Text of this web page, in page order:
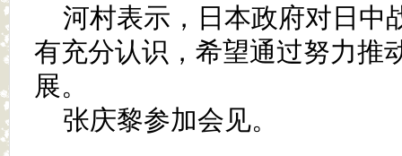
河村表示，日本政府对日中
有充分认识，希望通过努力推
展。
张庆黎参加会见。